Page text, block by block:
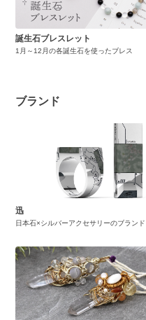
誕生石ブレスレット
1月～12月の各誕生石を使ったブレス
ブランド
迅
日本石×シルバーアクセサリーのブランド